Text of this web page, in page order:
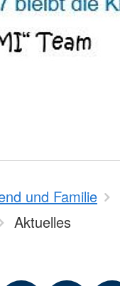
und Familie
Aktuelles